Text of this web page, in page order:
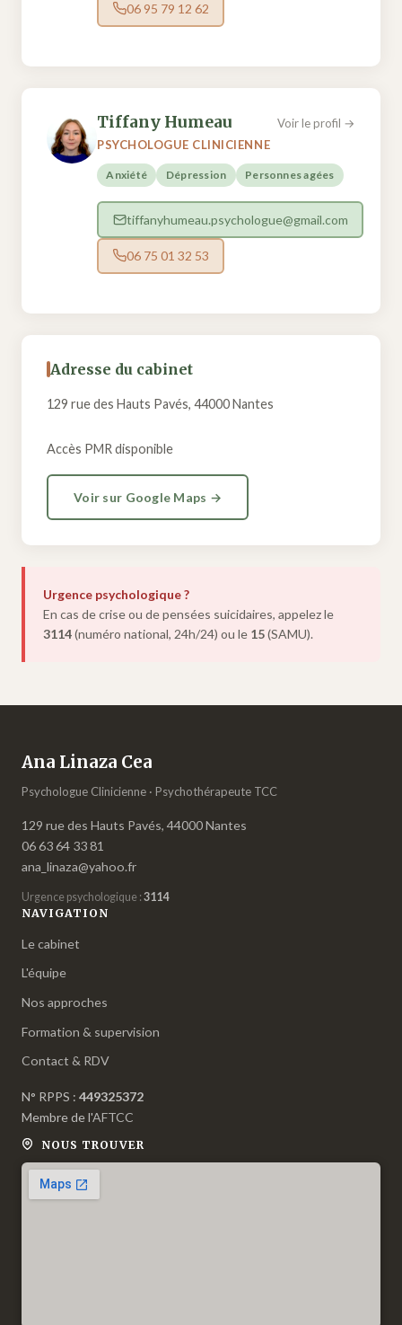
06 95 79 12 62
Tiffany Humeau
PSYCHOLOGUE CLINICIENNE
Voir le profil →
Anxiété Dépression Personnes agées
tiffanyhumeau.psychologue@gmail.com
06 75 01 32 53
Adresse du cabinet
129 rue des Hauts Pavés, 44000 Nantes
Accès PMR disponible
Voir sur Google Maps →
Urgence psychologique ?
En cas de crise ou de pensées suicidaires, appelez le
3114(numéro national, 24h/24) ou le 15(SAMU).
Ana Linaza Cea
Psychologue Clinicienne · Psychothérapeute TCC
129 rue des Hauts Pavés, 44000 Nantes
06 63 64 33 81
ana_linaza@yahoo.fr
Urgence psychologique : 3114
NAVIGATION
Le cabinet
L'équipe
Nos approches
Formation & supervision
Contact & RDV
N° RPPS : 449325372
Membre de l'AFTCC
NOUS TROUVER